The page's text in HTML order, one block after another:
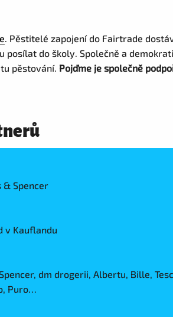
. Pěstitelé zapojení do Fairtrade
do školy. Společně a
pěstování. Pojďme je společně
& Spencer
v Kauflandu
dm drogerii, Albertu, Bille,
Puro…